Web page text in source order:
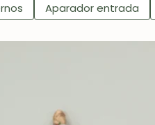
Aparador entrada